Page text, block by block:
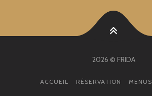
2026 © FRIDA
ACCUEIL RÉSERVATION MENUS